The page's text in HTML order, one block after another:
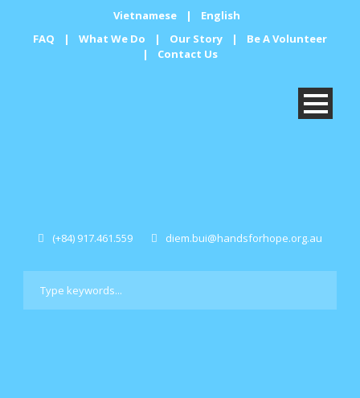
Vietnamese |
English
FAQ
| What We Do | Our Story |
Be A Volunteer
|
Contact Us
(+84) 917.461.559 diem.bui@handsforhope.org.au